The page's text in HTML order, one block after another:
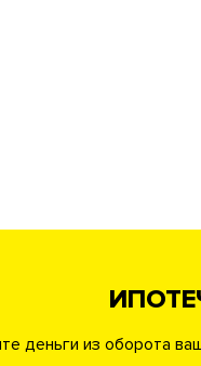
Консьерж служба
на каждый этаж
деньги из оборота